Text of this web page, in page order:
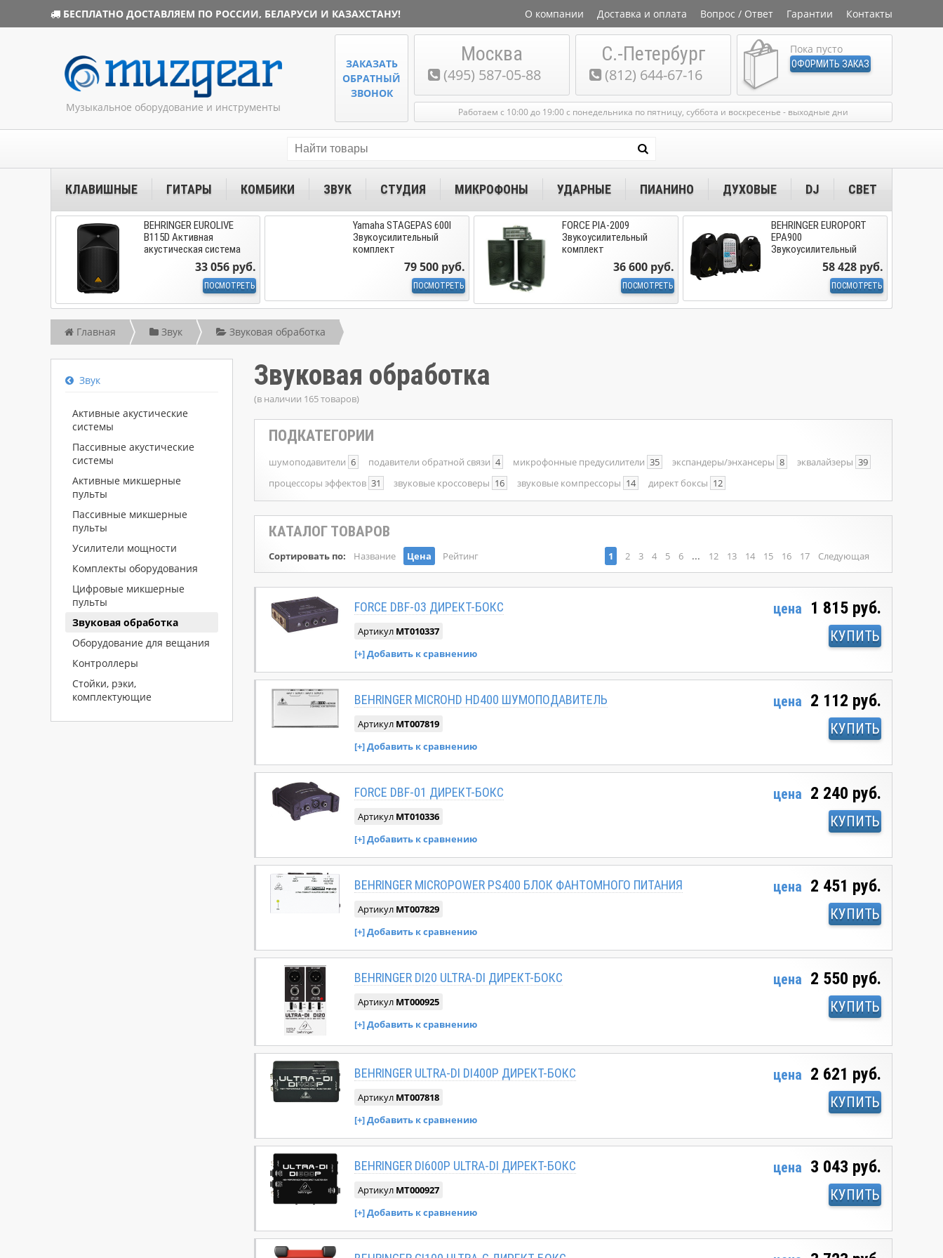
БЕСПЛАТНО ДОСТАВЛЯЕМ ПО РОССИИ, БЕЛАРУСИ И КАЗАХСТАНУ! О компании Доставка и оплата Вопрос / Ответ Гарантии Контакты
Музыкальное оборудование и инструменты
Москва
(495) 587-05-88
С.-Петербург
(812) 644-67-16
ЗАКАЗАТЬ
ОБРАТНЫЙ
ЗВОНОК
Пока пусто
ОФОРМИТЬ ЗАКАЗ
Работаем с 10:00 до 19:00 с понедельника по пятницу, суббота и воскресенье - выходные дни
КЛАВИШНЫЕ ГИТАРЫ КОМБИКИ ЗВУК СТУДИЯ МИКРОФОНЫ УДАРНЫЕ ПИАНИНО ДУХОВЫЕ DJ СВЕТ
BEHRINGER EUROLIVE
B115D Активная
акустическая система
33 056 руб.
ПОСМОТРЕТЬ
Yamaha STAGEPAS 600I
Звукоусилительный
комплект
79 500 руб.
ПОСМОТРЕТЬ
FORCE PIA-2009
Звукоусилительный
комплект
36 600 руб.
ПОСМОТРЕТЬ
BEHRINGER EUROPORT
EPA900
Звукоусилительный
58 428 руб.
ПОСМОТРЕТЬ
Главная Звук Звуковая обработка
Звук
Активные акустические
системы
Пассивные акустические
системы
Активные микшерные
пульты
Пассивные микшерные
пульты
Усилители мощности
Комплекты оборудования
Цифровые микшерные
пульты
Звуковая обработка
Оборудование для вещания
Контроллеры
Стойки, рэки,
комплектующие
Звуковая обработка
(в наличии 165 товаров)
ПОДКАТЕГОРИИ
шумоподавители 6 подавители обратной связи 4 микрофонные предусилители 35 экспандеры/энхансеры 8 эквалайзеры 39
процессоры эффектов 31 звуковые кроссоверы 16 звуковые компрессоры 14 директ боксы 12
КАТАЛОГ ТОВАРОВ
Сортировать по: Название Цена Рейтинг 1 2 3 4 5 6 ... 12 13 14 15 16 17 Следующая
FORCE DBF-03 ДИРЕКТ-БОКС
Артикул MT010337
цена 1 815 руб.
КУПИТЬ
BEHRINGER MICROHD HD400 ШУМОПОДАВИТЕЛЬ
Артикул MT007819
цена 2 112 руб.
КУПИТЬ
FORCE DBF-01 ДИРЕКТ-БОКС
Артикул MT010336
цена 2 240 руб.
КУПИТЬ
BEHRINGER MICROPOWER PS400 БЛОК ФАНТОМНОГО ПИТАНИЯ
Артикул MT007829
цена 2 451 руб.
КУПИТЬ
BEHRINGER DI20 ULTRA-DI ДИРЕКТ-БОКС
Артикул MT000925
цена 2 550 руб.
КУПИТЬ
BEHRINGER ULTRA-DI DI400P ДИРЕКТ-БОКС
Артикул MT007818
цена 2 621 руб.
КУПИТЬ
BEHRINGER DI600P ULTRA-DI ДИРЕКТ-БОКС
Артикул MT000927
цена 3 043 руб.
КУПИТЬ